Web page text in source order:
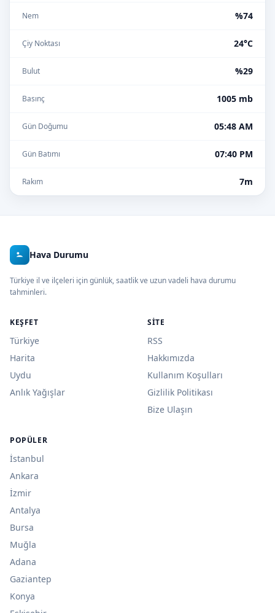
Nem %74
Çiy Noktası 24°C
Bulut %29
Basınç 1005 mb
Gün Doğumu 05:48 AM
Gün Batımı 07:40 PM
Rakım 7m
Hava Durumu
Türkiye il ve ilçeleri için günlük, saatlik ve uzun vadeli hava durumu
tahminleri.
KEŞFET
Türkiye
Harita
Uydu
Anlık Yağışlar
SITE
RSS
Hakkımızda
Kullanım Koşulları
Gizlilik Politikası
Bize Ulaşın
POPÜLER
İstanbul
Ankara
İzmir
Antalya
Bursa
Muğla
Adana
Gaziantep
Konya